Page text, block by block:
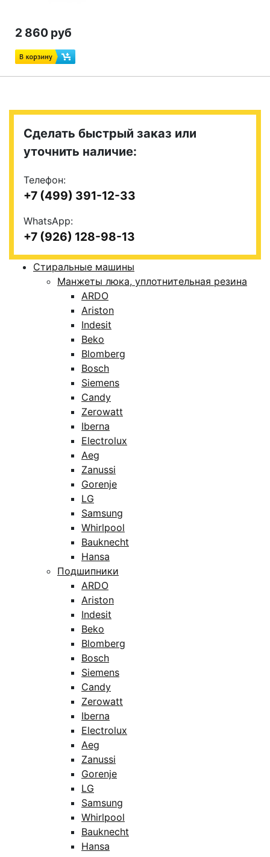
2 860 руб
Сделать быстрый заказ или
уточнить наличие:
Телефон:
+7 (499) 391-12-33
WhatsApp:
+7 (926) 128-98-13
Стиральные машины
Манжеты люка, уплотнительная резина
ARDO
Ariston
Indesit
Beko
Blomberg
Bosch
Siemens
Candy
Zerowatt
Iberna
Electrolux
Aeg
Zanussi
Gorenje
LG
Samsung
Whirlpool
Bauknecht
Hansa
Подшипники
ARDO
Ariston
Indesit
Beko
Blomberg
Bosch
Siemens
Candy
Zerowatt
Iberna
Electrolux
Aeg
Zanussi
Gorenje
LG
Samsung
Whirlpool
Bauknecht
Hansa